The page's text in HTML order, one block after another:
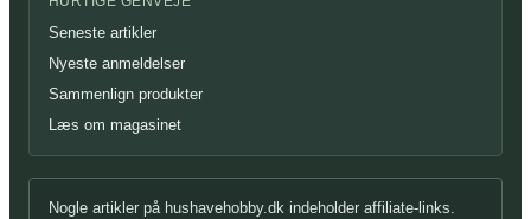
Seneste artikler
Nyeste anmeldelser
Sammenlign produkter
Læs om magasinet
Nogle artikler på hushavehobby.dk indeholder affiliate-links.